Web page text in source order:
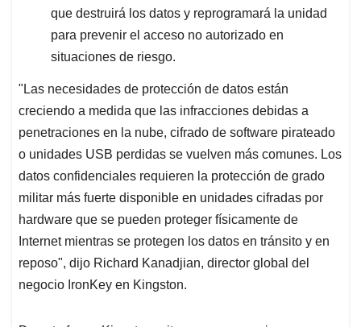
que destruirá los datos y reprogramará la unidad
para prevenir el acceso no autorizado en
situaciones de riesgo.
"Las necesidades de protección de datos están
creciendo a medida que las infracciones debidas a
penetraciones en la nube, cifrado de software pirateado
o unidades USB perdidas se vuelven más comunes. Los
datos confidenciales requieren la protección de grado
militar más fuerte disponible en unidades cifradas por
hardware que se pueden proteger físicamente de
Internet mientras se protegen los datos en tránsito y en
reposo", dijo Richard Kanadjian, director global del
negocio IronKey en Kingston.